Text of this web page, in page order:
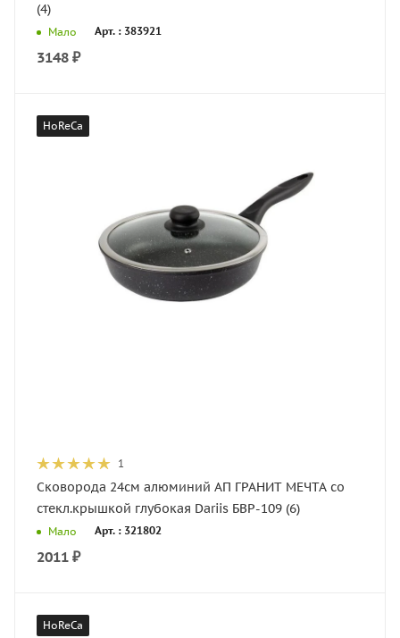
(4)
Мало Арт. : 383921
3148 ₽
HoReCa
1
Сковорода 24см алюминий АП ГРАНИТ МЕЧТА со
стекл.крышкой глубокая Dariis БВР-109 (6)
Мало Арт. : 321802
2011 ₽
HoReCa